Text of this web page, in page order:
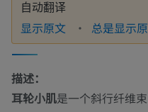
自动翻译
显示原文 总是显示
描述：
耳轮小肌是一个斜行纤维